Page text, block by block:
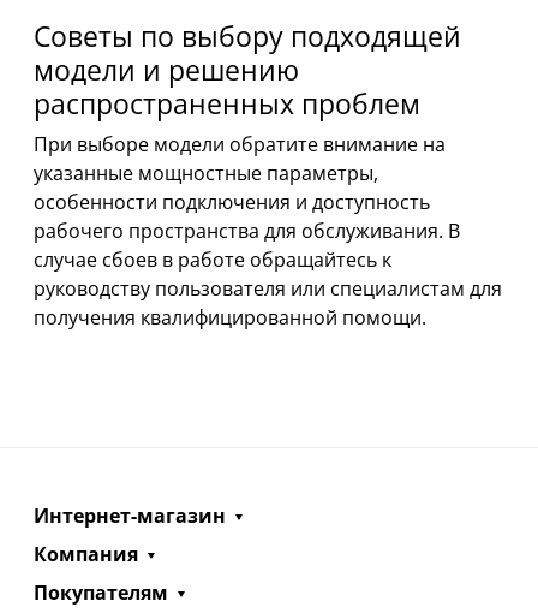
Советы по выбору подходящей
модели и решению
распространенных проблем
При выборе модели обратите внимание на
указанные мощностные параметры,
особенности подключения и доступность
рабочего пространства для обслуживания. В
случае сбоев в работе обращайтесь к
руководству пользователя или специалистам для
получения квалифицированной помощи.
Интернет-магазин
Компания
Покупателям